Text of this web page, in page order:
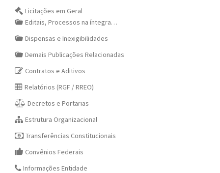
Licitações em Geral
Editais, Processos na íntegra…
Dispensas e Inexigibilidades
Demais Publicações Relacionadas
Contratos e Aditivos
Relatórios (RGF / RREO)
Decretos e Portarias
Estrutura Organizacional
Transferências Constitucionais
Convênios Federais
Informações Entidade